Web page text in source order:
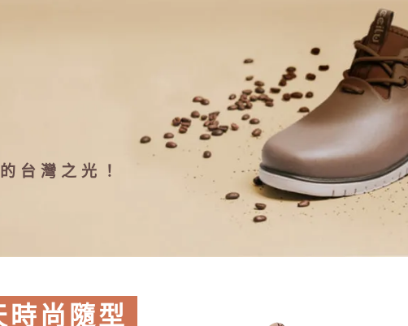
台灣之光！
時尚隨型